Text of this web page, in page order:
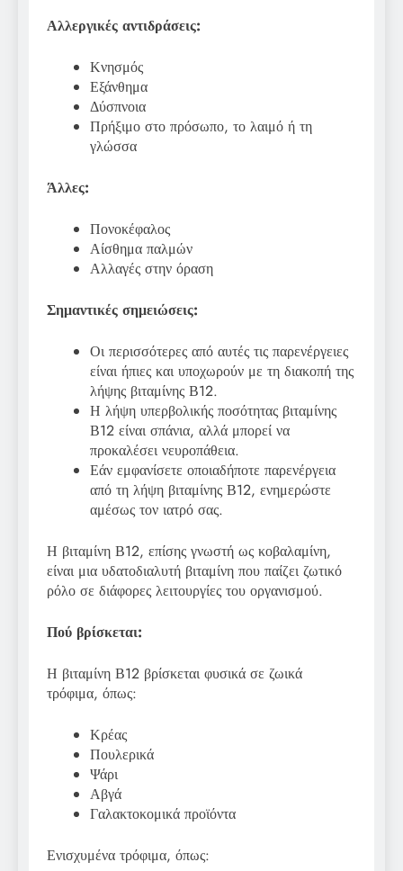
Αλλεργικές αντιδράσεις:
Κνησμός
Εξάνθημα
Δύσπνοια
Πρήξιμο στο πρόσωπο, το λαιμό ή τη
γλώσσα
Άλλες:
Πονοκέφαλος
Αίσθημα παλμών
Αλλαγές στην όραση
Σημαντικές σημειώσεις:
Οι περισσότερες από αυτές τις παρενέργειες
είναι ήπιες και υποχωρούν με τη διακοπή της
λήψης βιταμίνης Β12.
Η λήψη υπερβολικής ποσότητας βιταμίνης
Β12 είναι σπάνια, αλλά μπορεί να
προκαλέσει νευροπάθεια.
Εάν εμφανίσετε οποιαδήποτε παρενέργεια
από τη λήψη βιταμίνης Β12, ενημερώστε
αμέσως τον ιατρό σας.
Η βιταμίνη Β12, επίσης γνωστή ως κοβαλαμίνη,
είναι μια υδατοδιαλυτή βιταμίνη που παίζει ζωτικό
ρόλο σε διάφορες λειτουργίες του οργανισμού.
Πού βρίσκεται:
Η βιταμίνη Β12 βρίσκεται φυσικά σε ζωικά
τρόφιμα, όπως:
Κρέας
Πουλερικά
Ψάρι
Αβγά
Γαλακτοκομικά προϊόντα
Ενισχυμένα τρόφιμα, όπως: